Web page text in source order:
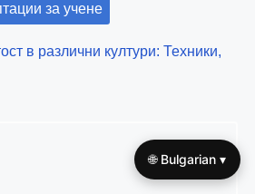
за учене
в различни култури: Техники,
🌐 Bulgarian ▾